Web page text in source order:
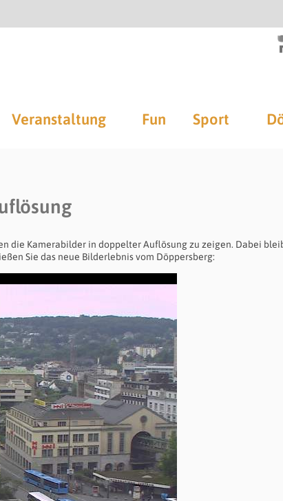
Veranstaltung Fun Sport
die Kamerabilder in doppelter Auflösung zu zeigen. Dabei
Sie das neue Bilderlebnis vom Döppersberg: